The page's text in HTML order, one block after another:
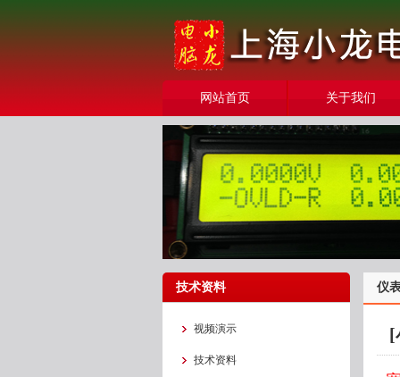
网站首页 关于我们
技术资料
视频演示
技术资料
仪
[